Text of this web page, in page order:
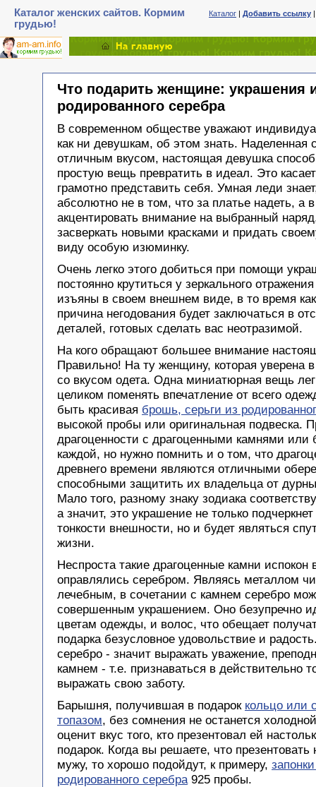
Каталог женских сайтов. Кормим
грудью!
Каталог | Добавить ссылку
Что подарить женщине: украшения
родированного серебра
В современном обществе уважают
как ни девушкам, об этом знать. Наделенная
отличным вкусом, настоящая девушка
простую вещь превратить в идеал. Это
грамотно представить себя. Умная леди
абсолютно не в том, что за платье надеть, а
акцентировать внимание на выбранный
засверкать новыми красками и придать
виду особую изюминку.
Очень легко этого добиться при помощи
постоянно крутиться у зеркального
изъяны в своем внешнем виде, в то время
причина негодования будет заключаться в
деталей, готовых сделать вас неотразимой.
На кого обращают большее внимание
Правильно! На ту женщину, которая уверена
со вкусом одета. Одна миниатюрная вещь
целиком поменять впечатление от всего
быть красивая брошь, серьги из
высокой пробы или оригинальная подвеска.
драгоценности с драгоценными камнями или
каждой, но нужно помнить и о том, что
древнего времени являются отличными
способными защитить их владельца от
Мало того, разному знаку зодиака
а значит, это украшение не только
тонкости внешности, но и будет являться
жизни.
Неспроста такие драгоценные камни испокон
оправлялись серебром. Являясь металлом
лечебным, в сочетании с камнем серебро
совершенным украшением. Оно безупречно
цветам одежды, и волос, что обещает
подарка безусловное удовольствие и
серебро - значит выражать уважение,
камнем - т.е. признаваться в действительно
выражать свою заботу.
Барышня, получившая в подарок кольцо или
топазом, без сомнения не останется
оценит вкус того, кто презентовал ей
подарок. Когда вы решаете, что презентовать
мужу, то хорошо подойдут, к примеру,
родированного серебра925 пробы.